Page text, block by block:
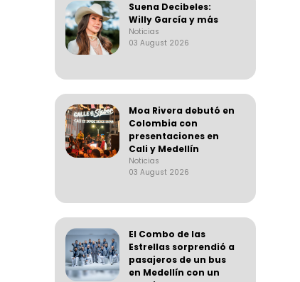
Suena Decibeles:
Willy García y más
Noticias
03 August 2026
Moa Rivera debutó en
Colombia con
presentaciones en
Cali y Medellín
Noticias
03 August 2026
El Combo de las
Estrellas sorprendió a
pasajeros de un bus
en Medellín con un